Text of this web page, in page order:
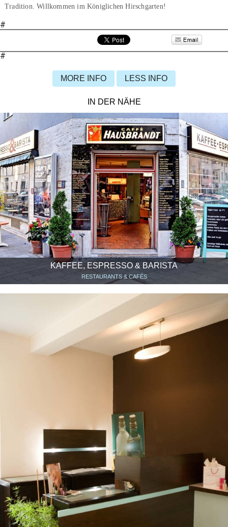
Tradition. Willkommen im Königlichen Hirschgarten!
#
#
MORE INFO LESS INFO
IN DER NÄHE
KAFFEE, ESPRESSO & BARISTA
RESTAURANTS & CAFÉS